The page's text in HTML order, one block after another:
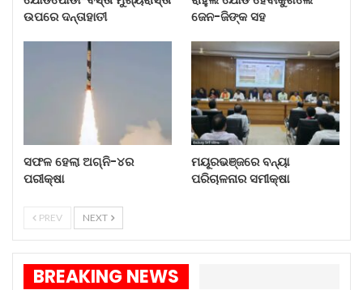
ସୁରକ୍ଷା ବାହିନୀ ସେମାନଙ୍କୁ ବସ୍ ଯୋଗେ କଂଗ୍ରେସ
ମୁଖ୍ୟାଳୟକୁ ନେଇଯିବାକୁ ବାଧ୍ୟ ହୋଇଥିଲେ ।
ତଥାପି, ବିଧାୟକମାନେ ମାଷ୍ଟର କ୍ୟାଣ୍ଟିନ୍ ଛକରେ ପହଞ୍ଚି
ରାତ୍ରିଯାପନ କରି ସେମାନଙ୍କର ପ୍ରତିବାଦ ଜାରି ରଖିଛନ୍ତି ।
ବିଧାନସଭା ଅଧିବେଶନରୁ ବାହାର କରାଯିବା ପରେ
ସେମାନଙ୍କ ପ୍ରତି ଅନ୍ୟାୟ ବ୍ୟବହାରର ପ୍ରତିକ୍ରିୟା ହେଉଛି
ସେମାନଙ୍କର ପ୍ରତିବାଦ ।
ଉପରେ ଦନ୍ତାହାତୀ
ଜେନ-ଜିଙ୍କ ସହ
ସଫଳ ହେଲା ଅଗ୍ନି-୪ର
ପରୀକ୍ଷା
ମୟୂରଭଞ୍ଜରେ ବନ୍ୟା
ପରିଚାଳନାର ସମୀକ୍ଷା
PREV NEXT
BREAKING NEWS